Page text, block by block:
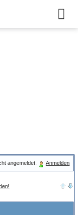
angemeldet. Anmelden